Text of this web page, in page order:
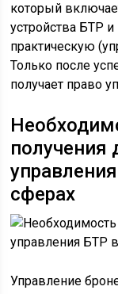
который
устройства БТР
практическую
Только после
получает право
получения
сферах
Управление